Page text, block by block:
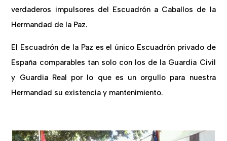
verdaderos impulsores del Escuadrón a Caballos de la
Hermandad de la Paz.
El Escuadrón de la Paz es el único Escuadrón privado de
España comparables tan solo con los de la Guardia Civil
y Guardia Real por lo que es un orgullo para nuestra
Hermandad su existencia y mantenimiento.